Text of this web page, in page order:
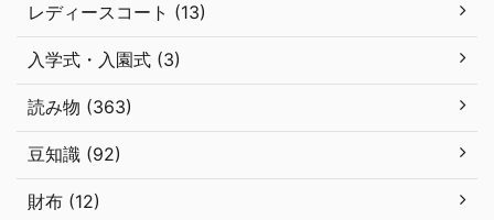
レディースコート (13)
入学式・入園式 (3)
読み物 (363)
豆知識 (92)
財布 (12)